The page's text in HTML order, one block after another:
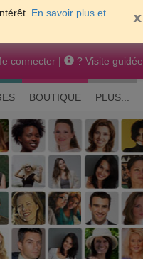
En savoir plus et
connecter | ? Visite guidée
BOUTIQUE PLUS...